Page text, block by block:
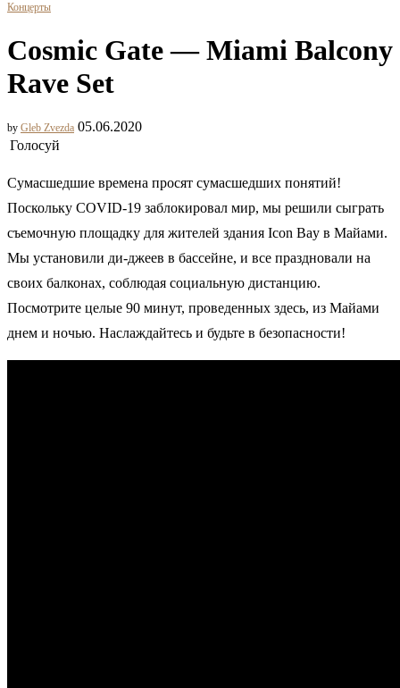
Концерты
Cosmic Gate — Miami Balcony
Rave Set
by Gleb Zvezda 05.06.2020
Голосуй
Сумасшедшие времена просят сумасшедших понятий!
Поскольку COVID-19 заблокировал мир, мы решили сыграть
съемочную площадку для жителей здания Icon Bay в Майами.
Мы установили ди-джеев в бассейне, и все праздновали на
своих балконах, соблюдая социальную дистанцию.
Посмотрите целые 90 минут, проведенных здесь, из Майами
днем и ночью. Наслаждайтесь и будьте в безопасности!